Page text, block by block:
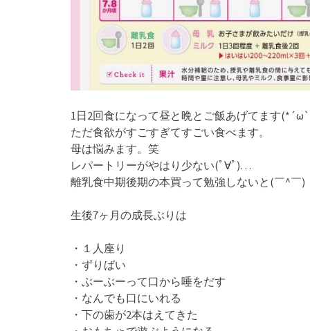
1日2回食になって昼と晩とご飯あげてます
ただ食欲がすごすぎてすごい食べます。
母は悩みます。笑
レパートリーがやはり少ない(ﾟ∀ﾟ)…
離乳食中期後期の本買って勉強しないと(￣^￣)
生後7ヶ月の成長ぶりは
・１人座り
・ずりばい
・ぶーぶーって口から唾をだす
・なんでも口にいれる
・下の歯が2本はえてきた